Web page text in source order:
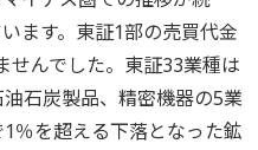
ます。東証1部の売買代金
せんでした。東証33業種は
石炭製品、精密機器の5業
％を超える下落となった鉱